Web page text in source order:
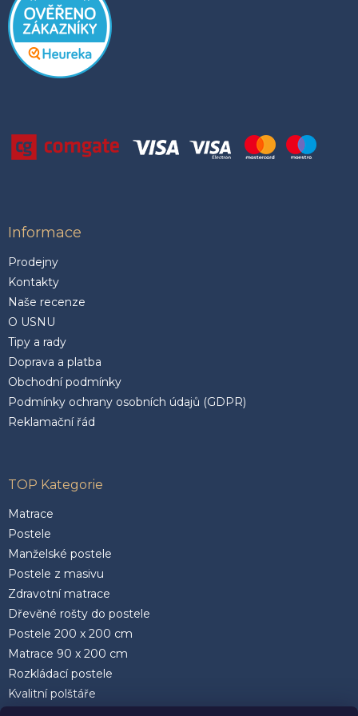
Informace
Prodejny
Kontakty
Naše recenze
O USNU
Tipy a rady
Doprava a platba
Obchodní podmínky
Podmínky ochrany osobních údajů (GDPR)
Reklamační řád
TOP Kategorie
Matrace
Postele
Manželské postele
Postele z masivu
Zdravotní matrace
Dřevěné rošty do postele
Postele 200 x 200 cm
Matrace 90 x 200 cm
Rozkládací postele
Kvalitní polštáře